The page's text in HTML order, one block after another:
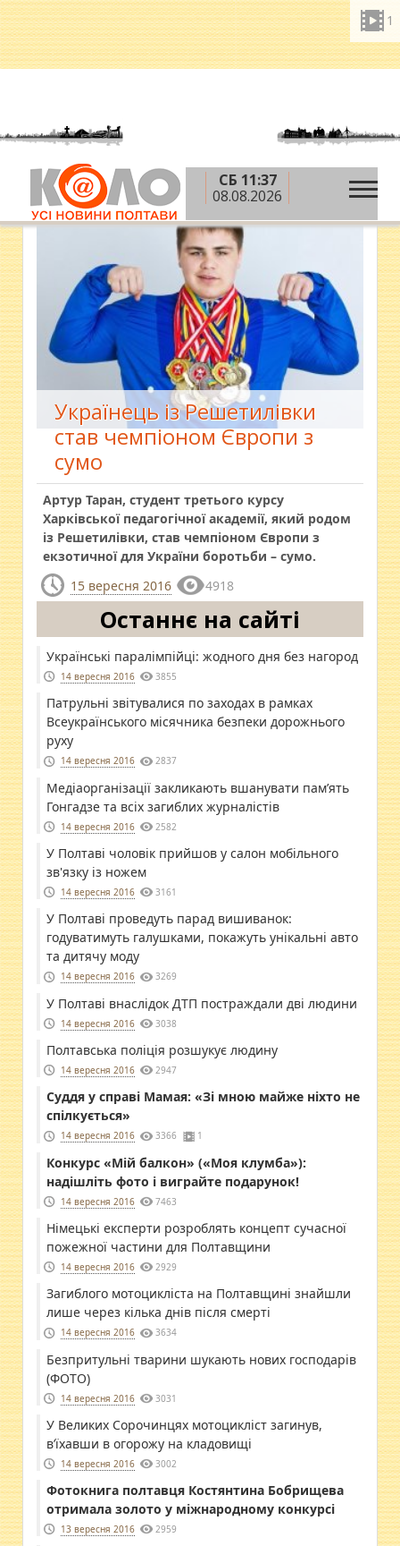
СБ 11:37
08.08.2026
Українець із Решетилівки
став чемпіоном Європи з
сумо
Артур Таран, студент третього курсу
Харківської педагогічної академії, який родом
із Решетилівки, став чемпіоном Європи з
екзотичної для України боротьби – сумо.
15 вересня 2016
4918
Останнє на сайті
Українські паралімпійці: жодного дня без нагород
14 вересня 2016 3855
Патрульні звітувалися по заходах в рамках
Всеукраїнського місячника безпеки дорожнього
руху
14 вересня 2016 2837
Медіаорганізації закликають вшанувати пам’ять
Гонгадзе та всіх загиблих журналістів
14 вересня 2016 2582
У Полтаві чоловік прийшов у салон мобільного
зв'язку із ножем
14 вересня 2016 3161
У Полтаві проведуть парад вишиванок:
годуватимуть галушками, покажуть унікальні авто
та дитячу моду
14 вересня 2016 3269
У Полтаві внаслідок ДТП постраждали дві людини
14 вересня 2016 3038
Полтавська поліція розшукує людину
14 вересня 2016 2947
Суддя у справі Мамая: «Зі мною майже ніхто не
спілкується»
14 вересня 2016 3366 1
Конкурс «Мій балкон» («Моя клумба»):
надішліть фото і виграйте подарунок!
14 вересня 2016 7463
Німецькі експерти розроблять концепт сучасної
пожежної частини для Полтавщини
14 вересня 2016 2929
Загиблого мотоцикліста на Полтавщині знайшли
лише через кілька днів після смерті
14 вересня 2016 3634
Безпритульні тварини шукають нових господарів
(ФОТО)
14 вересня 2016 3031
У Великих Сорочинцях мотоцикліст загинув,
в’їхавши в огорожу на кладовищі
14 вересня 2016 3002
Фотокнига полтавця Костянтина Бобрищева
отримала золото у міжнародному конкурсі
13 вересня 2016 2959
1